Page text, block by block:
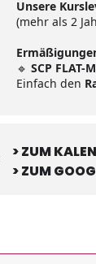
Unsere
(mehr als 2
🔹 SCP FLAT-
Einfach den
> ZUM
> ZUM